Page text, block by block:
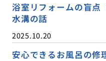
浴室リフォームの盲点
水溝の話
2025.10.20
安心できるお風呂の修